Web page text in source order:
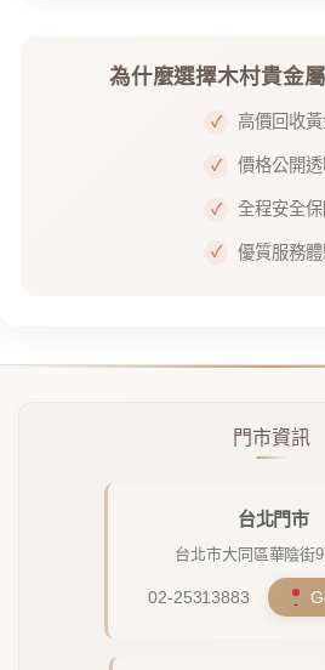
為什麼選擇木村貴金
高價回收
價格公開透
全程安全
優質服務
門市資訊
台北門市
台北市大同區華陰街
02-25313883